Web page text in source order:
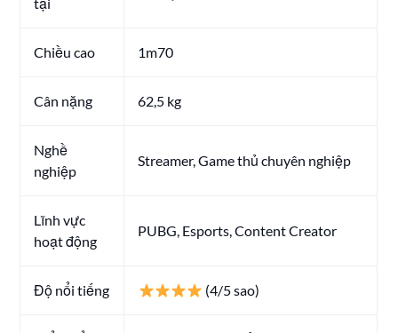
Chiều cao 1m70
Cân nặng 62,5 kg
Nghề
nghiệp
Streamer, Game thủ chuyên nghiệp
Lĩnh vực
hoạt động
PUBG, Esports, Content Creator
Độ nổi tiếng (4/5 sao)